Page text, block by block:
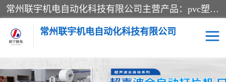
常州联宇机电自动化科技有限公司主营产品：pvc塑料焊机、高频热合机、软膜天花压边机、服装布料凹凸压花机、布料3d压印设备、服装植胶设备、超声波布料花边机、无纺布热合机、全自动压花机。
常州联宇机电自动化科技有限公司